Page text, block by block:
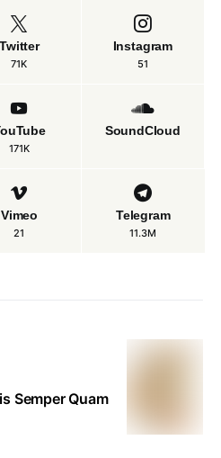
Twitter
71K
Instagram
51
171K
SoundCloud
Vimeo
21
Telegram
11.3M
Semper Quam